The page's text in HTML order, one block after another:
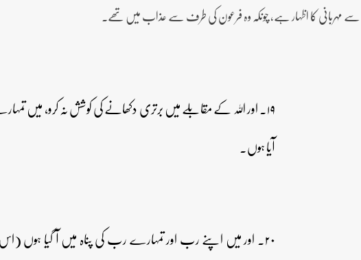
مہربانی کا اظہار ہے، چونکہ وہ فرعون کی طرف سے عذاب میں تھے۔
۱۹۔ اور اللہ کے مقابلے میں برتری دکھانے کی کوشش نہ کرو، میں
آیا ہوں۔
۲۰۔ اور میں اپنے رب اور تمہارے رب کی پناہ میں آ گیا